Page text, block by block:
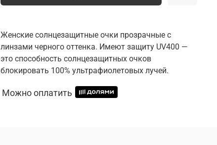
Женские солнцезащитные очки прозрачные с
линзами черного оттенка. Имеют защиту UV400 —
это способность солнцезащитных очков
блокировать 100% ультрафиолетовых лучей.
Можно оплатить